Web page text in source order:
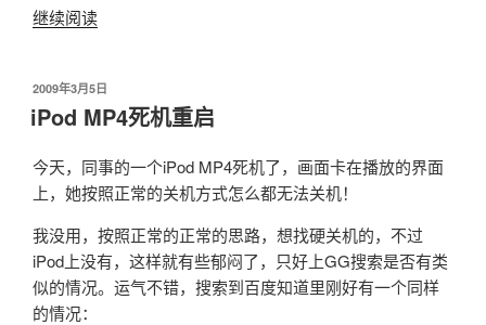
继续阅读
酷
的
性
桌
面”
发
布
于
2009年3月5日
iPod MP4死机重启
今天，同事的一个iPod MP4死机了，画面卡在播放的界面
上，她按照正常的关机方式怎么都无法关机！
我没用，按照正常的正常的思路，想找硬关机的，不过
iPod上没有，这样就有些郁闷了，只好上GG搜索是否有类
似的情况。运气不错，搜索到百度知道里刚好有一个同样
的情况：